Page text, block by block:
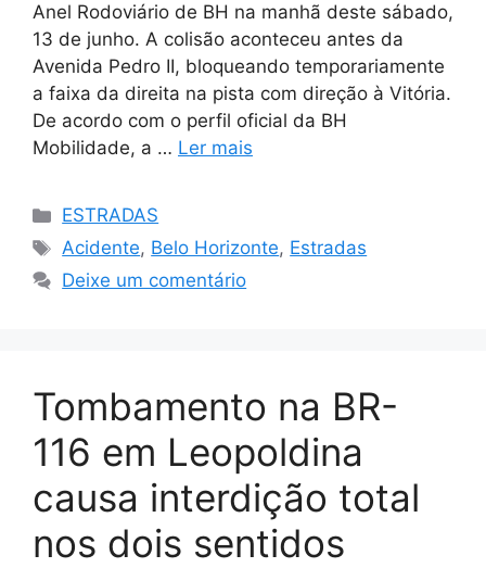
Anel Rodoviário de BH na manhã deste sábado,
13 de junho. A colisão aconteceu antes da
Avenida Pedro II, bloqueando temporariamente
a faixa da direita na pista com direção à Vitória.
De acordo com o perfil oficial da BH
Mobilidade, a … Ler mais
Categorias
ESTRADAS
Tags
Acidente, Belo Horizonte, Estradas
Deixe um comentário
Tombamento na BR-
116 em Leopoldina
causa interdição total
nos dois sentidos